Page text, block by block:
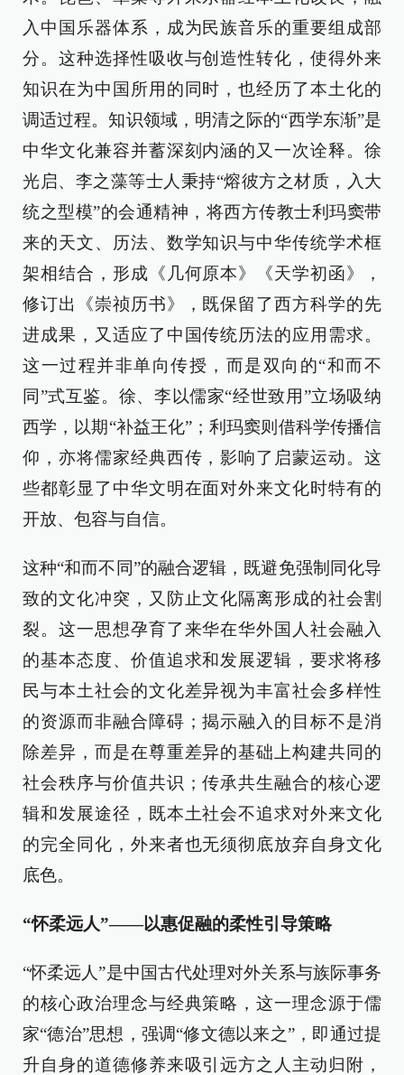
入中国乐器体系，成为民族音乐的重要组成部
分。这种选择性吸收与创造性转化，使得外来
知识在为中国所用的同时，也经历了本土化的
调适过程。知识领域，明清之际的“西学东渐”是
中华文化兼容并蓄深刻内涵的又一次诠释。徐
光启、李之藻等士人秉持“熔彼方之材质，入大
统之型模”的会通精神，将西方传教士利玛窦带
来的天文、历法、数学知识与中华传统学术框
架相结合，形成《几何原本》《天学初函》，
修订出《崇祯历书》，既保留了西方科学的先
进成果，又适应了中国传统历法的应用需求。
这一过程并非单向传授，而是双向的“和而不
同”式互鉴。徐、李以儒家“经世致用”立场吸纳
西学，以期“补益王化”；利玛窦则借科学传播信
仰，亦将儒家经典西传，影响了启蒙运动。这
些都彰显了中华文明在面对外来文化时特有的
开放、包容与自信。
这种“和而不同”的融合逻辑，既避免强制同化导
致的文化冲突，又防止文化隔离形成的社会割
裂。这一思想孕育了来华在华外国人社会融入
的基本态度、价值追求和发展逻辑，要求将移
民与本土社会的文化差异视为丰富社会多样性
的资源而非融合障碍；揭示融入的目标不是消
除差异，而是在尊重差异的基础上构建共同的
社会秩序与价值共识；传承共生融合的核心逻
辑和发展途径，既本土社会不追求对外来文化
的完全同化，外来者也无须彻底放弃自身文化
底色。
“怀柔远人”——以惠促融的柔性引导策略
“怀柔远人”是中国古代处理对外关系与族际事务
的核心政治理念与经典策略，这一理念源于儒
家“德治”思想，强调“修文德以来之”，即通过提
升自身的道德修养来吸引远方之人主动归附，